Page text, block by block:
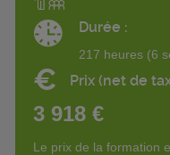
Durée :
217 heures (6
€ Prix (net de
3 918 €
Le prix de la formation